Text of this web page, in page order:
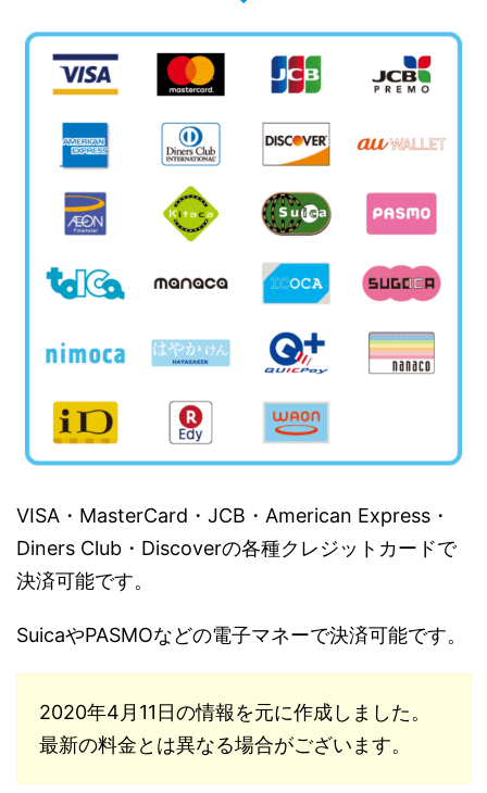
VISA・MasterCard・JCB・American Express・
Diners Club・Discoverの各種クレジットカードで
決済可能です。
SuicaやPASMOなどの電子マネーで決済可能です。
2020年4月11日の情報を元に作成しました。
最新の料金とは異なる場合がございます。